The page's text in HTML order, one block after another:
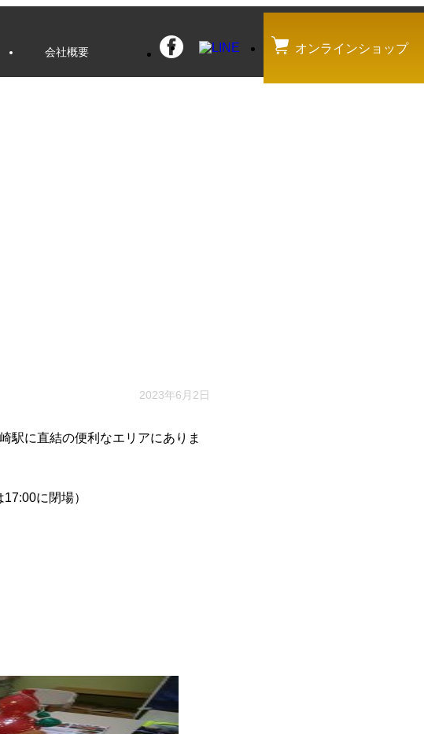
会社概要 オンラインショップ
2023年6月2日
駅に直結の便利なエリアにありま
に閉場）